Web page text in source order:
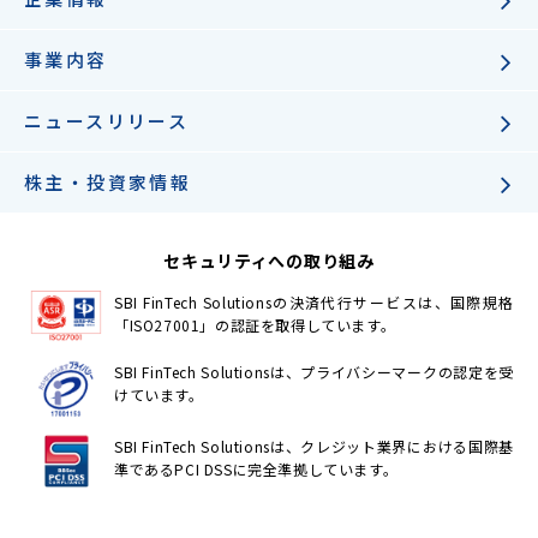
事業内容
ニュースリリース
株主・投資家情報
セキュリティへの取り組み
SBI FinTech Solutionsの決済代行サービスは、国際規格
「ISO27001」の認証を取得しています。
SBI FinTech Solutionsは、プライバシーマークの認定を受
けています。
SBI FinTech Solutionsは、クレジット業界における国際基
準であるPCI DSSに完全準拠しています。